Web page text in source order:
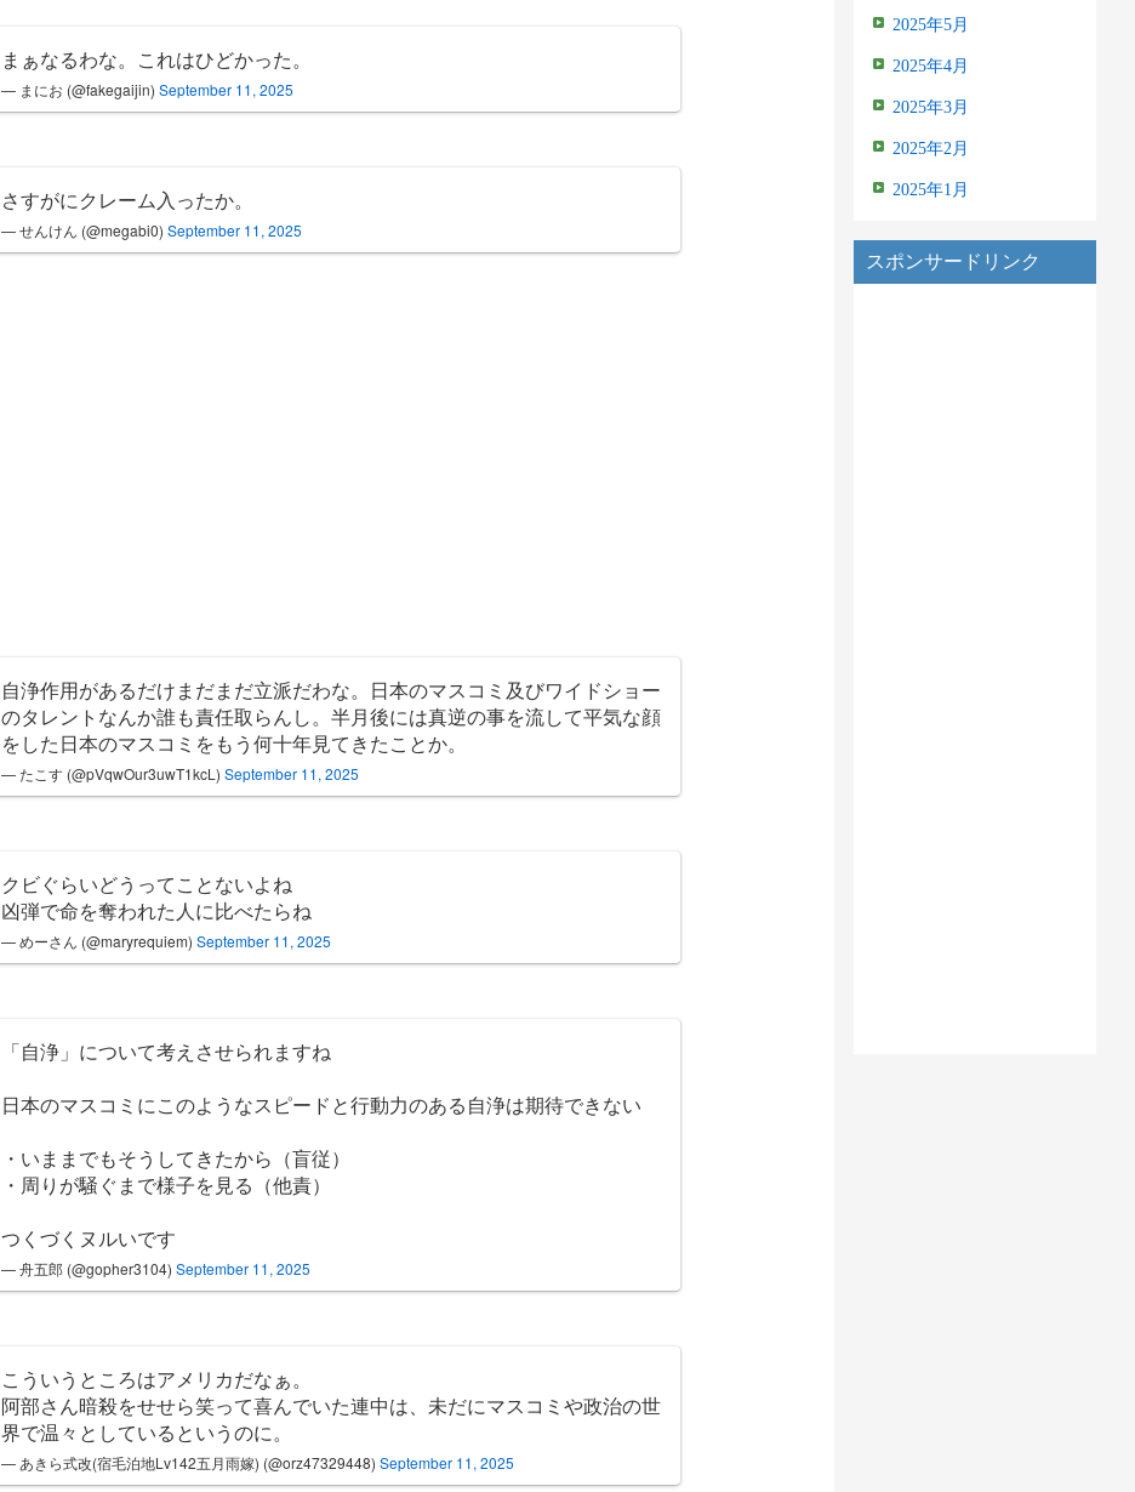
まぁなるわな。これはひどかった。
— まにお (@fakegaijin) September 11, 2025
さすがにクレーム入ったか。
— せんけん (@megabi0) September 11, 2025
自浄作用があるだけまだまだ立派だわな。日本のマスコミ及びワイドショー
のタレントなんか誰も責任取らんし。半月後には真逆の事を流して平気な顔
をした日本のマスコミをもう何十年見てきたことか。
— たこす (@pVqwOur3uwT1kcL) September 11, 2025
クビぐらいどうってことないよね
凶弾で命を奪われた人に比べたらね
— めーさん (@maryrequiem) September 11, 2025
「自浄」について考えさせられますね
日本のマスコミにこのようなスピードと行動力のある自浄は期待できない
・いままでもそうしてきたから（盲従）
・周りが騒ぐまで様子を見る（他責）
つくづくヌルいです
— 舟五郎 (@gopher3104) September 11, 2025
こういうところはアメリカだなぁ。
阿部さん暗殺をせせら笑って喜んでいた連中は、未だにマスコミや政治の世
界で温々としているというのに。
— あきら式改(宿毛泊地Lv142五月雨嫁) (@orz47329448) September 11, 2025
2025年5月
2025年4月
2025年3月
2025年2月
2025年1月
スポンサードリンク